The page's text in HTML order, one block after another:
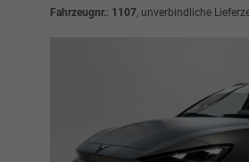
Fahrzeugnr.: 1107 , unverbindliche